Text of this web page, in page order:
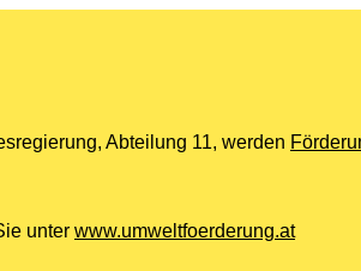
Abteilung 11, werden
unter www.umweltfoerderung.at